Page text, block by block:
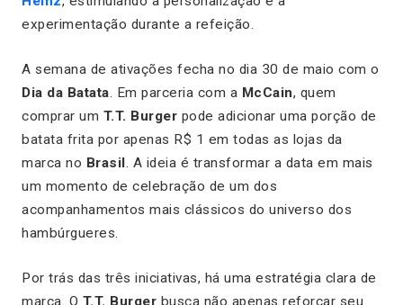
experimentação durante a refeição.
A semana de ativações fecha no dia 30 de maio com o
Dia da Batata. Em parceria com a McCain, quem
comprar um T.T. Burger pode adicionar uma porção de
batata frita por apenas R$ 1 em todas as lojas da
marca no Brasil. A ideia é transformar a data em mais
um momento de celebração de um dos
acompanhamentos mais clássicos do universo dos
hambúrgueres.
Por trás das três iniciativas, há uma estratégia clara de
marca. O T.T. Burger busca não apenas reforçar seu